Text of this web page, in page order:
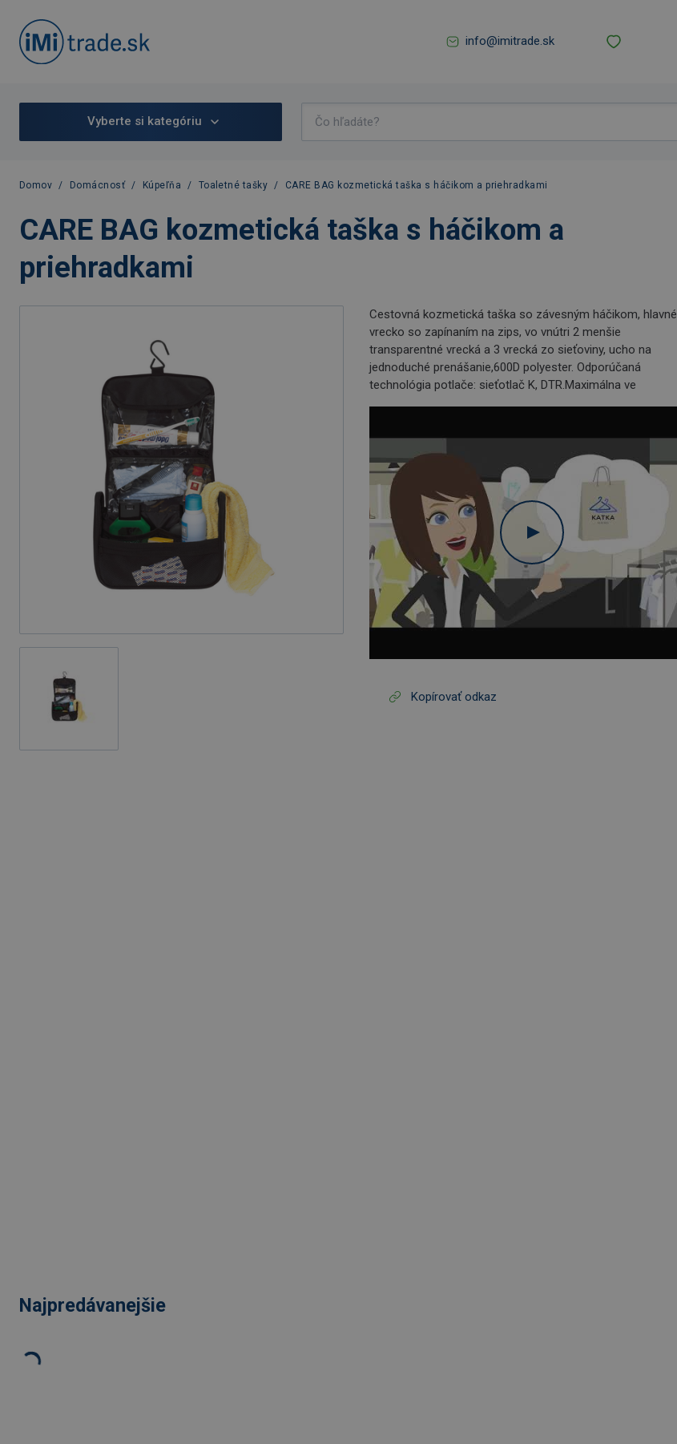
info@imitrade.sk
Vyberte si kategóriu
Domov / Domácnosť / Kúpeľňa / Toaletné tašky / CARE BAG kozmetická taška s háčikom a priehradkami
CARE BAG kozmetická taška s háčikom a
priehradkami
Cestovná kozmetická taška so závesným háčikom, hlavné
vrecko so zapínaním na zips, vo vnútri 2 menšie
transparentné vrecká a 3 vrecká zo sieťoviny, ucho na
jednoduché prenášanie,600D polyester. Odporúčaná
technológia potlače: sieťotlač K, DTR.Maximálna ve
Kopírovať odkaz
Najpredávanejšie